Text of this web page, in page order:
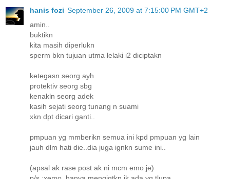
hanis fozi September 26, 2009 at 7:15:00 PM GMT+2
amin..
buktikn
kita masih diperlukn
sperm bkn tujuan utma lelaki i2 diciptakn
ketegasn seorg ayh
protektiv seorg sbg
kenakln seorg adek
kasih sejati seorg tunang n suami
xkn dpt dicari ganti..
pmpuan yg mmberikn semua ini kpd pmpuan yg lain
jauh dlm hati die..dia juga ignkn sume ini..
(apsal ak rase post ak ni mcm emo je)